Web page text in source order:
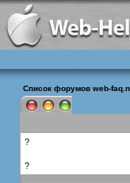
Список форумов web-
?
?